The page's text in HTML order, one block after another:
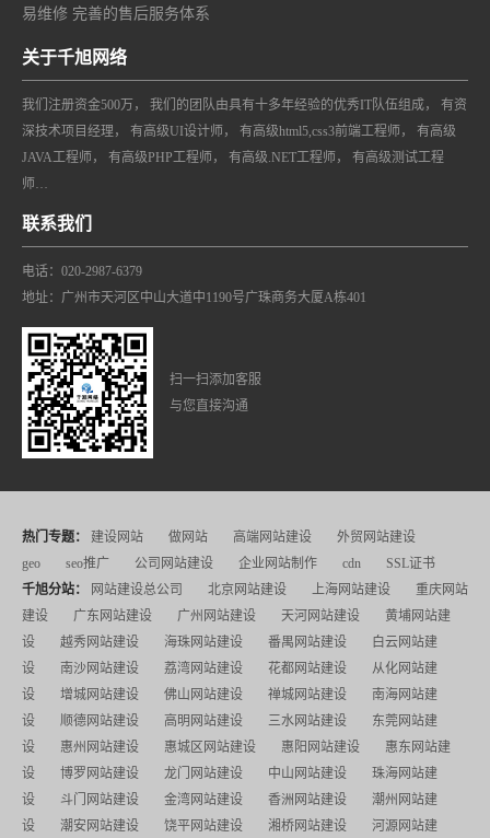
易维修 完善的售后服务体系
关于千旭网络
我们注册资金500万， 我们的团队由具有十多年经验的优秀IT队伍组成， 有资
深技术项目经理， 有高级UI设计师， 有高级html5,css3前端工程师， 有高级
JAVA工程师， 有高级PHP工程师， 有高级.NET工程师， 有高级测试工程
师…
联系我们
电话：020-2987-6379
地址：广州市天河区中山大道中1190号广珠商务大厦A栋401
扫一扫添加客服
与您直接沟通
热门专题： 建设网站 做网站 高端网站建设
外贸网站建设
geo
seo推广 公司网站建设 企业网站制作 cdn
SSL证书
千旭分站：
网站建设总公司 北京网站建设 上海网站建设
重庆网站
建设
广东网站建设 广州网站建设 天河网站建设
黄埔网站建
设
越秀网站建设 海珠网站建设 番禺网站建设
白云网站建
设
南沙网站建设 荔湾网站建设 花都网站建设
从化网站建
设
增城网站建设 佛山网站建设 禅城网站建设
南海网站建
设
顺德网站建设 高明网站建设 三水网站建设
东莞网站建
设
惠州网站建设 惠城区网站建设 惠阳网站建设
惠东网站建
设
博罗网站建设 龙门网站建设 中山网站建设
珠海网站建
设
斗门网站建设 金湾网站建设 香洲网站建设
潮州网站建
设
潮安网站建设 饶平网站建设 湘桥网站建设 河源网站建